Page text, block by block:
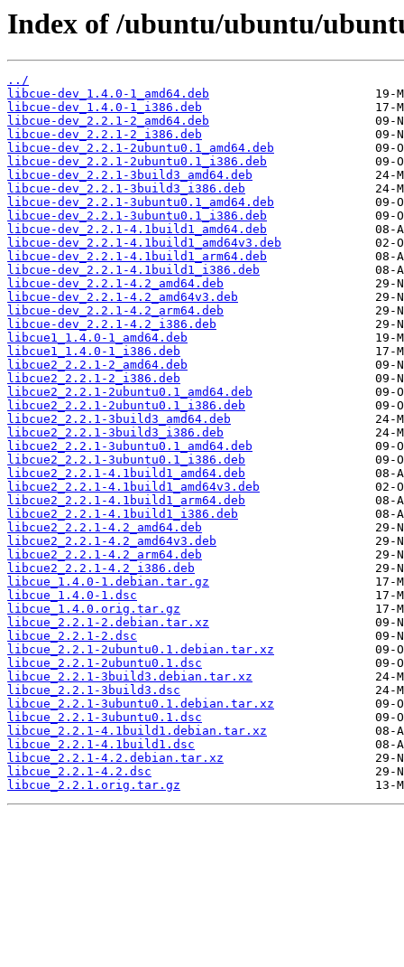
Index of /ubuntu/ubuntu/
../
libcue-dev_1.4.0-1_amd64.deb
libcue-dev_1.4.0-1_i386.deb
libcue-dev_2.2.1-2_amd64.deb
libcue-dev_2.2.1-2_i386.deb
libcue-dev_2.2.1-2ubuntu0.1_amd64.deb
libcue-dev_2.2.1-2ubuntu0.1_i386.deb
libcue-dev_2.2.1-3build3_amd64.deb
libcue-dev_2.2.1-3build3_i386.deb
libcue-dev_2.2.1-3ubuntu0.1_amd64.deb
libcue-dev_2.2.1-3ubuntu0.1_i386.deb
libcue-dev_2.2.1-4.1build1_amd64.deb
libcue-dev_2.2.1-4.1build1_amd64v3.deb
libcue-dev_2.2.1-4.1build1_arm64.deb
libcue-dev_2.2.1-4.1build1_i386.deb
libcue-dev_2.2.1-4.2_amd64.deb
libcue-dev_2.2.1-4.2_amd64v3.deb
libcue-dev_2.2.1-4.2_arm64.deb
libcue-dev_2.2.1-4.2_i386.deb
libcue1_1.4.0-1_amd64.deb
libcue1_1.4.0-1_i386.deb
libcue2_2.2.1-2_amd64.deb
libcue2_2.2.1-2_i386.deb
libcue2_2.2.1-2ubuntu0.1_amd64.deb
libcue2_2.2.1-2ubuntu0.1_i386.deb
libcue2_2.2.1-3build3_amd64.deb
libcue2_2.2.1-3build3_i386.deb
libcue2_2.2.1-3ubuntu0.1_amd64.deb
libcue2_2.2.1-3ubuntu0.1_i386.deb
libcue2_2.2.1-4.1build1_amd64.deb
libcue2_2.2.1-4.1build1_amd64v3.deb
libcue2_2.2.1-4.1build1_arm64.deb
libcue2_2.2.1-4.1build1_i386.deb
libcue2_2.2.1-4.2_amd64.deb
libcue2_2.2.1-4.2_amd64v3.deb
libcue2_2.2.1-4.2_arm64.deb
libcue2_2.2.1-4.2_i386.deb
libcue_1.4.0-1.debian.tar.gz
libcue_1.4.0-1.dsc
libcue_1.4.0.orig.tar.gz
libcue_2.2.1-2.debian.tar.xz
libcue_2.2.1-2.dsc
libcue_2.2.1-2ubuntu0.1.debian.tar.xz
libcue_2.2.1-2ubuntu0.1.dsc
libcue_2.2.1-3build3.debian.tar.xz
libcue_2.2.1-3build3.dsc
libcue_2.2.1-3ubuntu0.1.debian.tar.xz
libcue_2.2.1-3ubuntu0.1.dsc
libcue_2.2.1-4.1build1.debian.tar.xz
libcue_2.2.1-4.1build1.dsc
libcue_2.2.1-4.2.debian.tar.xz
libcue_2.2.1-4.2.dsc
libcue_2.2.1.orig.tar.gz